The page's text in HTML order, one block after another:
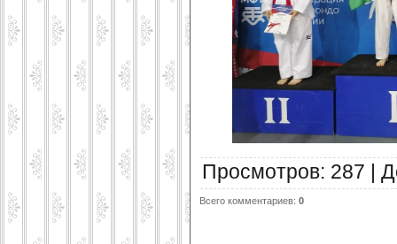
Просмотров: 287
Всего комментариев: 0